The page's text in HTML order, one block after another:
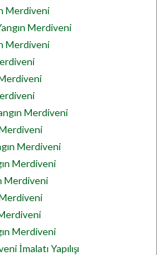
Merdiveni
Merdiveni
Merdiveni
Merdiveni
Merdiveni
Merdiveni
Merdiveni
Merdiveni
İmalatı Yapılışı